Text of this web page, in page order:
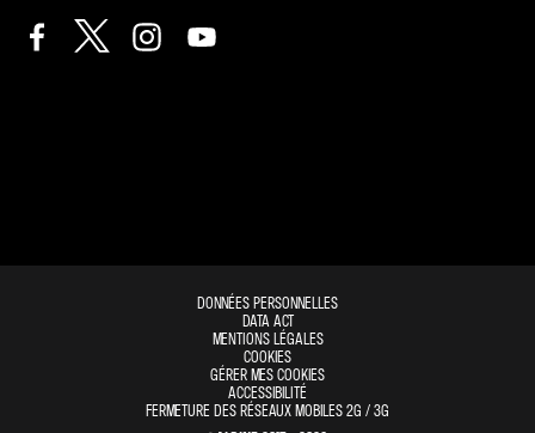
DONNÉES PERSONNELLES
DATA ACT
MENTIONS LÉGALES
COOKIES
GÉRER MES COOKIES
ACCESSIBILITÉ
FERMETURE DES RÉSEAUX MOBILES 2G / 3G